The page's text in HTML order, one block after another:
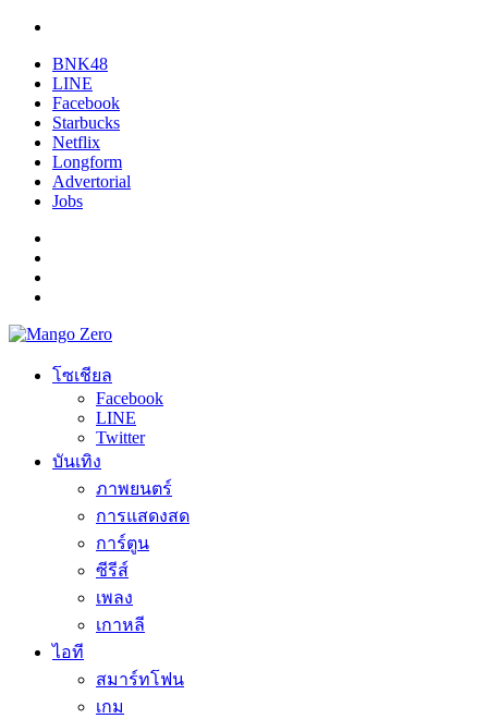
BNK48
LINE
Facebook
Starbucks
Netflix
Longform
Advertorial
Jobs
โซเชียล
Facebook
LINE
Twitter
บันเทิง
ภาพยนตร์
การแสดงสด
การ์ตูน
ซีรีส์
เพลง
เกาหลี
ไอที
สมาร์ทโฟน
เกม